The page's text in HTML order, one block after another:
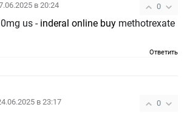
0
в 20:24
us - inderal online buy methotrexate
Ответить
0
в 23:17